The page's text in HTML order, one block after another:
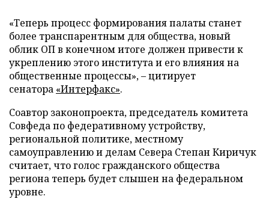
«Теперь процесс формирования палаты станет
более транспарентным для общества, новый
облик ОП в конечном итоге должен привести к
укреплению этого института и его влияния на
общественные процессы», – цитирует
сенатора «Интерфакс».
Соавтор законопроекта, председатель комитета
Совфеда по федеративному устройству,
региональной политике, местному
самоуправлению и делам Севера Степан Киричук
считает, что голос гражданского общества
региона теперь будет слышен на федеральном
уровне.